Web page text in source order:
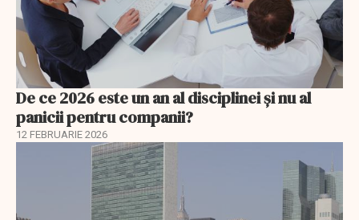
De ce 2026 este un an al disciplinei și nu al
panicii pentru companii?
12 FEBRUARIE 2026